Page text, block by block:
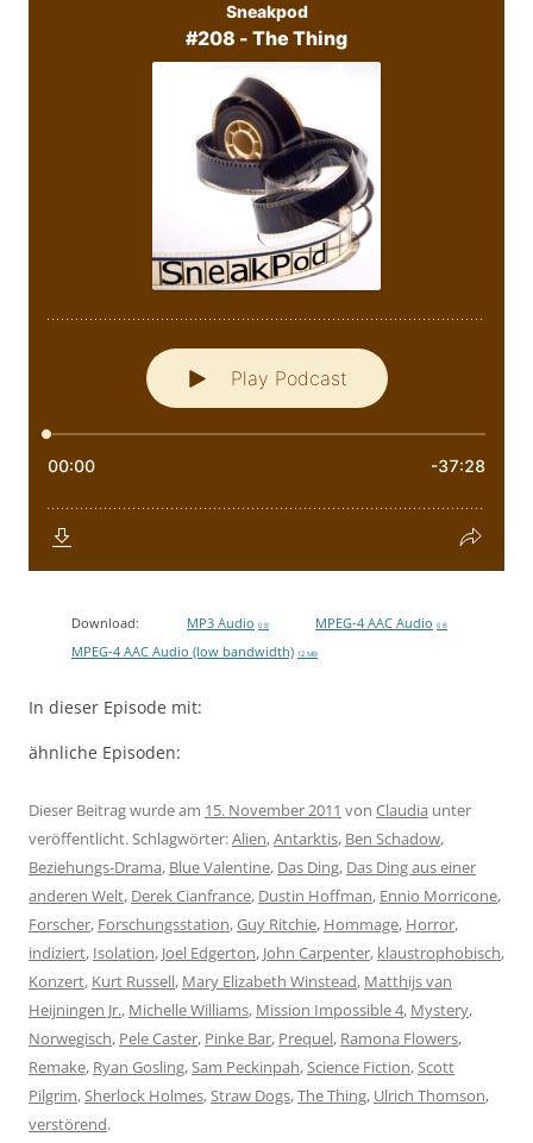
Download: MP3 Audio 0 B MPEG-4 AAC Audio 0 B
MPEG-4 AAC Audio (low bandwidth) 12 MB
In dieser Episode mit:
ähnliche Episoden:
Dieser Beitrag wurde am 15. November 2011 von Claudia unter
veröffentlicht. Schlagwörter:Alien,Antarktis, Ben Schadow,
Beziehungs-Drama, Blue Valentine, Das Ding, Das Ding aus einer
anderen Welt, Derek Cianfrance, Dustin Hoffman, Ennio Morricone,
Forscher, Forschungsstation,Guy Ritchie, Hommage, Horror,
indiziert, Isolation, Joel Edgerton, John Carpenter, klaustrophobisch,
Konzert, Kurt Russell, Mary Elizabeth Winstead, Matthijs van
Heijningen Jr., Michelle Williams, Mission Impossible 4, Mystery,
Norwegisch, Pele Caster, Pinke Bar, Prequel, Ramona Flowers,
Remake, Ryan Gosling,Sam Peckinpah,Science Fiction,Scott
Pilgrim,Sherlock Holmes,Straw Dogs,The Thing, Ulrich Thomson,
verstörend.